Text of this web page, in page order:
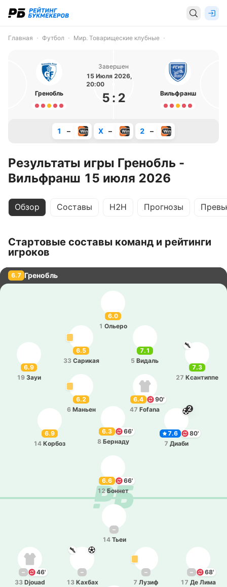
Главная Футбол Мир. Товарищеские клубные
Гренобль
Завершен
15 Июля 2026,
20:00
5 : 2 Вильфранш
1 – X – 2 –
Результаты игры Гренобль -
Вильфранш 15 июля 2026
Обзор Составы H2H Прогнозы
Стартовые составы команд и рейтинги
игроков
6.7 Гренобль
6.0
1 Ольеро
7.3
27 Кса­нти­ппе
7.1
5 Видаль
6.5
33 Са­ри­кая
6.9
19 Зауи
6.9
14 Корбоз
6.2
6 Маньен
6.3
66'
8 Бе­рна­ду
7.6 80'
2
7 Диаби
6.4
90'
47 Fofana
6.6
66'
12 Боннет
–
13 Кахбах
–
7 Лузиф
–
68'
17 Де Лима
–
46'
33 Djouad
–
14 Тьеи